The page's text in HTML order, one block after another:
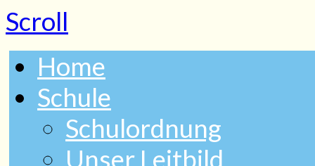
Scroll
Home
Schule
Schulordnung
Unser Leitbild